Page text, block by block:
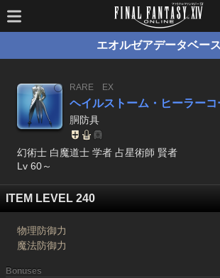
エオルゼアデータベース
RARE
EX
ヘイルストーム・ヒーラーコ
胴防具
幻術士 白魔道士 学者 占星術師 賢者
Lv 60～
ITEM LEVEL 240
物理防御力
魔法防御力
Bonuses